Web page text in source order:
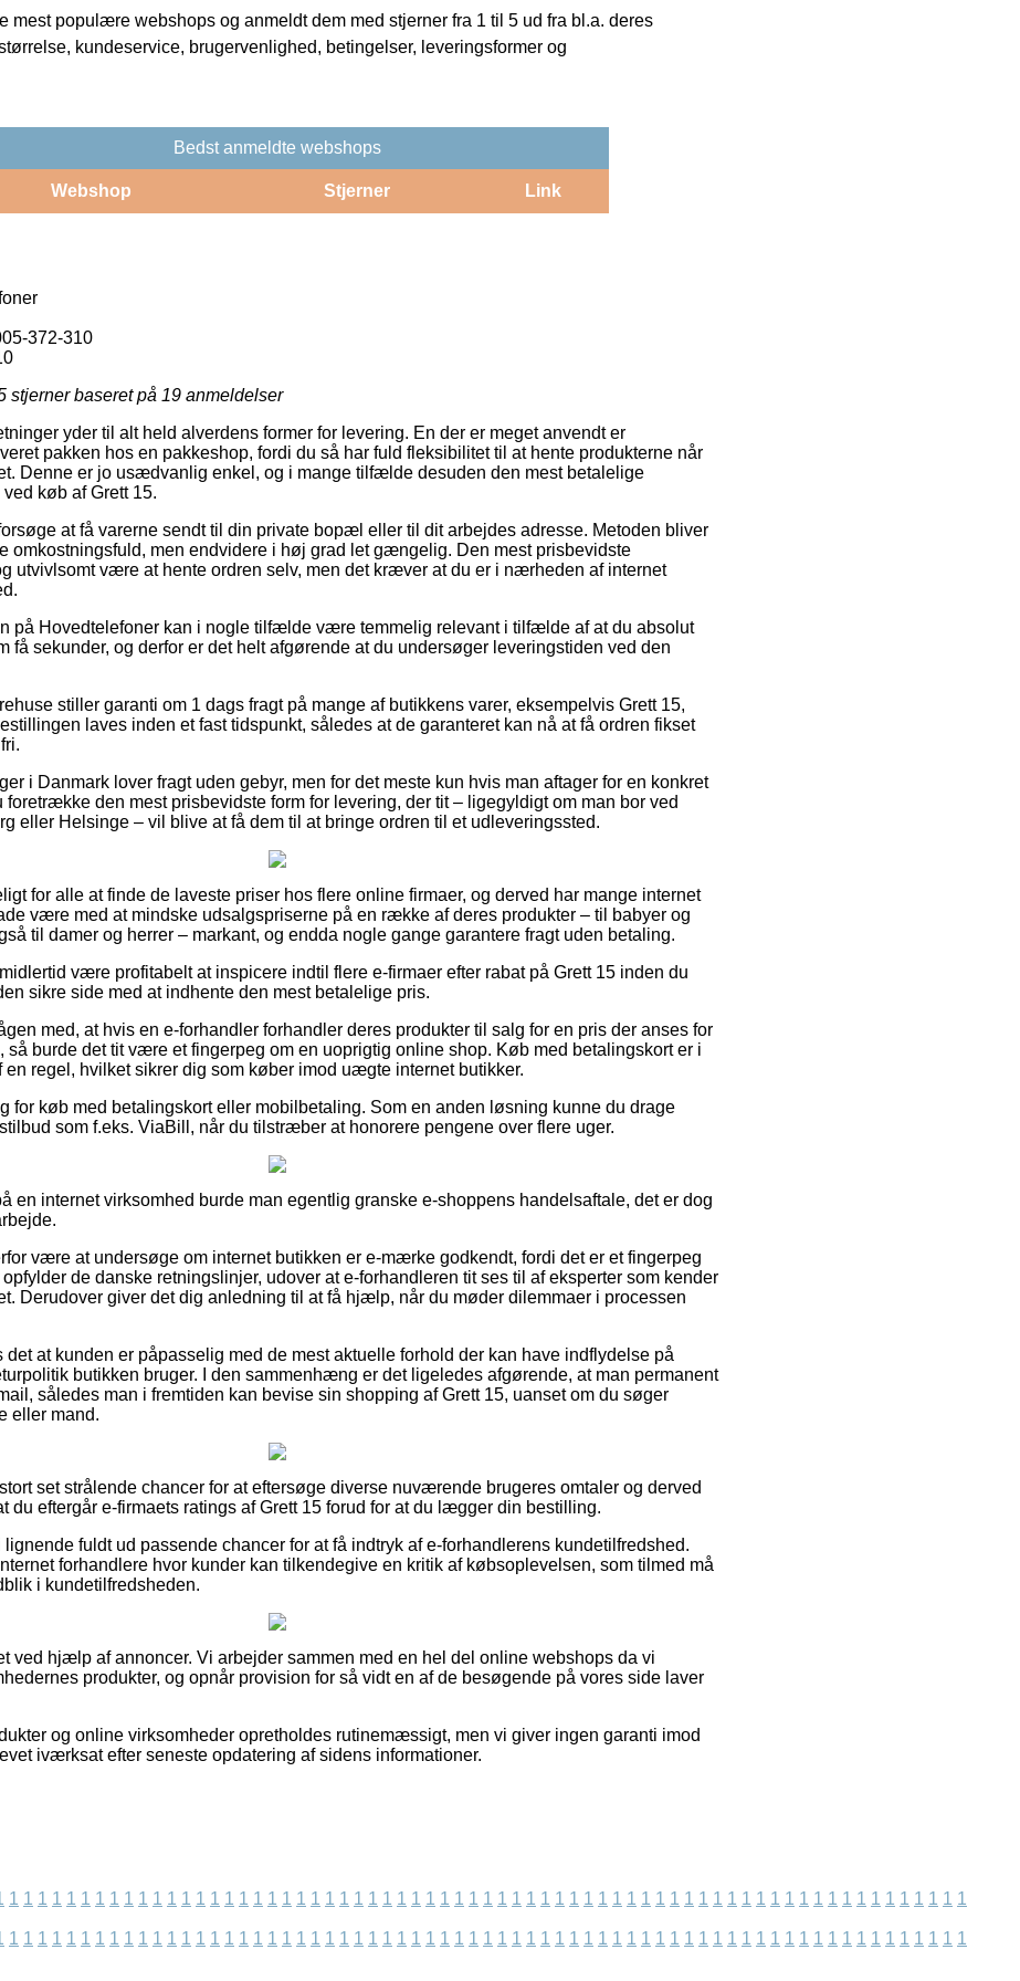
mest populære webshops og anmeldt dem med stjerner fra 1 til 5 ud fra bl.a. deres
kundeservice, brugervenlighed, betingelser, leveringsformer og
Bedst anmeldte webshops
Webshop Stjerner Link
372-310
stjerner baseret på 19 anmeldelser
yder til alt held alverdens former for levering. En der er meget anvendt er
pakken hos en pakkeshop, fordi du så har fuld fleksibilitet til at hente produkterne når
Denne er jo usædvanlig enkel, og i mange tilfælde desuden den mest betalelige
køb af Grett 15.
at få varerne sendt til din private bopæl eller til dit arbejdes adresse. Metoden bliver
omkostningsfuld, men endvidere i høj grad let gængelig. Den mest prisbevidste
utvivlsomt være at hente ordren selv, men det kræver at du er i nærheden af internet
på Hovedtelefoner kan i nogle tilfælde være temmelig relevant i tilfælde af at du absolut
få sekunder, og derfor er det helt afgørende at du undersøger leveringstiden ved den
stiller garanti om 1 dags fragt på mange af butikkens varer, eksempelvis Grett 15,
laves inden et fast tidspunkt, således at de garanteret kan nå at få ordren fikset
i Danmark lover fragt uden gebyr, men for det meste kun hvis man aftager for en konkret
foretrække den mest prisbevidste form for levering, der tit – ligegyldigt om man bor ved
eller Helsinge – vil blive at få dem til at bringe ordren til et udleveringssted.
for alle at finde de laveste priser hos flere online firmaer, og derved har mange internet
være med at mindske udsalgspriserne på en række af deres produkter – til babyer og
til damer og herrer – markant, og endda nogle gange garantere fragt uden betaling.
være profitabelt at inspicere indtil flere e-firmaer efter rabat på Grett 15 inden du
sikre side med at indhente den mest betalelige pris.
med, at hvis en e-forhandler forhandler deres produkter til salg for en pris der anses for
så burde det tit være et fingerpeg om en uoprigtig online shop. Køb med betalingskort er i
en regel, hvilket sikrer dig som køber imod uægte internet butikker.
for køb med betalingskort eller mobilbetaling. Som en anden løsning kunne du drage
som f.eks. ViaBill, når du tilstræber at honorere pengene over flere uger.
en internet virksomhed burde man egentlig granske e-shoppens handelsaftale, det er dog
være at undersøge om internet butikken er e-mærke godkendt, fordi det er et fingerpeg
de danske retningslinjer, udover at e-forhandleren tit ses til af eksperter som kender
Derudover giver det dig anledning til at få hjælp, når du møder dilemmaer i processen
det at kunden er påpasselig med de mest aktuelle forhold der kan have indflydelse på
butikken bruger. I den sammenhæng er det ligeledes afgørende, at man permanent
således man i fremtiden kan bevise sin shopping af Grett 15, uanset om du søger
eller mand.
set strålende chancer for at eftersøge diverse nuværende brugeres omtaler og derved
du eftergår e-firmaets ratings af Grett 15 forud for at du lægger din bestilling.
fuldt ud passende chancer for at få indtryk af e-forhandlerens kundetilfredshed.
forhandlere hvor kunder kan tilkendegive en kritik af købsoplevelsen, som tilmed må
i kundetilfredsheden.
ved hjælp af annoncer. Vi arbejder sammen med en hel del online webshops da vi
produkter, og opnår provision for så vidt en af de besøgende på vores side laver
og online virksomheder opretholdes rutinemæssigt, men vi giver ingen garanti imod
iværksat efter seneste opdatering af sidens informationer.
1 1 1 1 1 1 1 1 1 1 1 1 1 1 1 1 1 1 1 1 1 1 1 1 1 1 1 1 1 1 1 1 1 1 1 1 1 1 1 1 1 1 1 1 1 1 1 1 1 1 1 1 1 1 1 1 1 1 1 1 1 1 1 1 1 1 1
1 1 1 1 1 1 1 1 1 1 1 1 1 1 1 1 1 1 1 1 1 1 1 1 1 1 1 1 1 1 1 1 1 1 1 1 1 1 1 1 1 1 1 1 1 1 1 1 1 1 1 1 1 1 1 1 1 1 1 1 1 1 1 1 1 1 1